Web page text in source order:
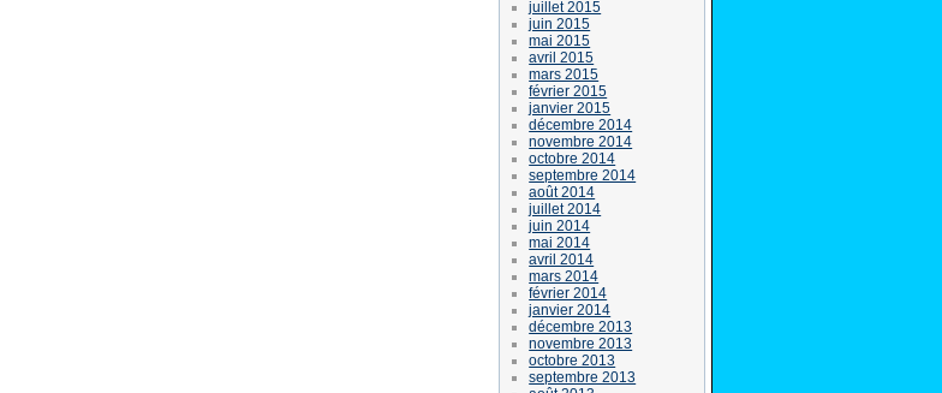
juillet 2015
juin 2015
mai 2015
avril 2015
mars 2015
février 2015
janvier 2015
décembre 2014
novembre 2014
octobre 2014
septembre 2014
août 2014
juillet 2014
juin 2014
mai 2014
avril 2014
mars 2014
février 2014
janvier 2014
décembre 2013
novembre 2013
octobre 2013
septembre 2013